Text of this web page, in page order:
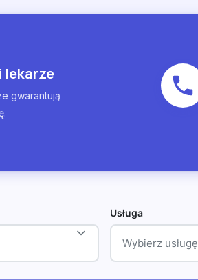
lekarze
gwarantują
Usługa
Wybierz usługę